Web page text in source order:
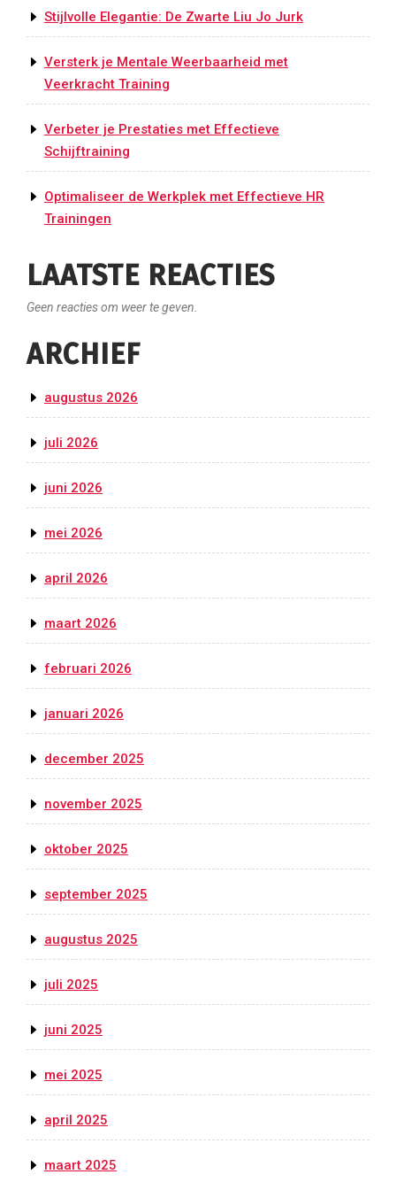
Stijlvolle Elegantie: De Zwarte Liu Jo Jurk
Versterk je Mentale Weerbaarheid met
Veerkracht Training
Verbeter je Prestaties met Effectieve
Schijftraining
Optimaliseer de Werkplek met Effectieve HR
Trainingen
LAATSTE REACTIES
Geen reacties om weer te geven.
ARCHIEF
augustus 2026
juli 2026
juni 2026
mei 2026
april 2026
maart 2026
februari 2026
januari 2026
december 2025
november 2025
oktober 2025
september 2025
augustus 2025
juli 2025
juni 2025
mei 2025
april 2025
maart 2025